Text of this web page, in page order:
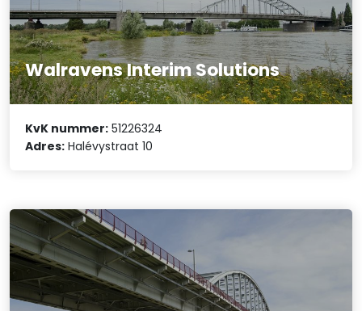
Walravens Interim Solutions
KvK nummer: 51226324
Adres: Halévystraat 10